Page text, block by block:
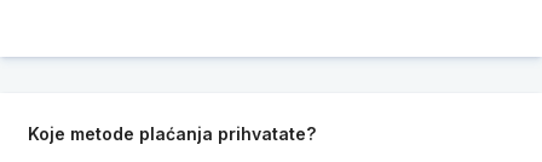
Koje metode plaćanja prihvatate?